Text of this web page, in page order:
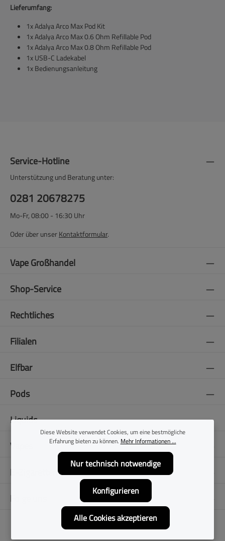
Lieferumfang:
1x Adalya Arco Max Pod Kit
1x Adalya Arco Max 0.6 Ohm Refillable Pod
1x Adalya Arco Max 0.8 Ohm Refillable Pod
1x USB-C Ladekabel
1x Bedienungsanleitung
Service-Hotline
Unterstützung und Beratung unter:
0281 20678275
Mo-Fr, 08:00 - 16:30 Uhr
Oder über unserKontaktformular.
Vape Großhandel
Shop-Service
Rechtliches
Filialen
Elfbar
Pods
Liquids
Vapes
E-Zigaretten
Folge uns
Diese Website verwendet Cookies, um eine bestmögliche
Erfahrung bieten zu können. Mehr Informationen ...
Nur technisch notwendige
Konfigurieren
Alle Cookies akzeptieren